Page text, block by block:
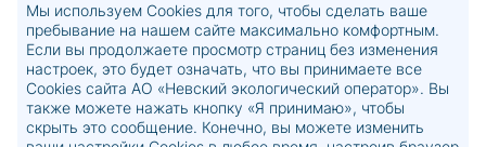
© 2024. АО «Невский экологический
оператор»
Все права защищены
Политика обработки персональных данных
Положение о конфиденциальности
персональных данных на сайте
Мы используем Cookies для того, чтобы сделать ваше
пребывание на нашем сайте максимально комфортным.
Если вы продолжаете просмотр страниц без изменения
настроек, это будет означать, что вы принимаете все
Cookies сайта АО «Невский экологический оператор». Вы
также можете нажать кнопку «Я принимаю», чтобы
скрыть это сообщение. Конечно, вы можете изменить